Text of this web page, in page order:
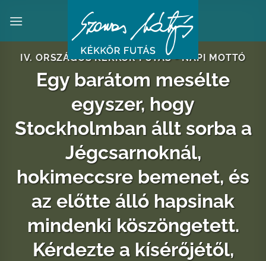
IV. ORSZÁGOS KÉKKÖR FUTÁS - NAPI MOTTÓ
Egy barátom mesélte
egyszer, hogy
Stockholmban állt sorba a
Jégcsarnoknál,
hokimeccsre bemenet, és
az előtte álló hapsinak
mindenki köszöngetett.
Kérdezte a kísérőjétől,